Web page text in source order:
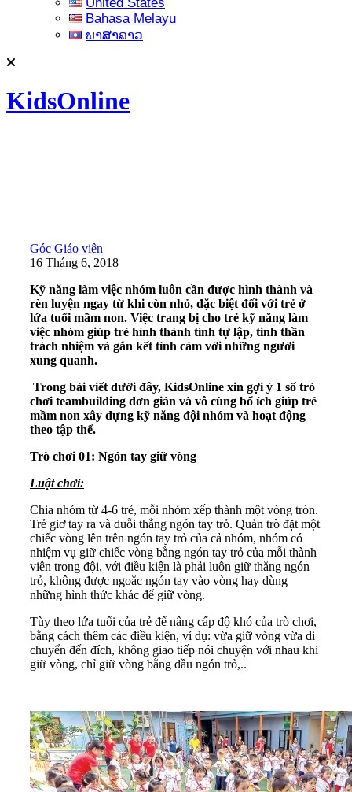
Bahasa Melayu
ພາສາລາວ
KidsOnline
Góc Giáo viên
16 Tháng 6, 2018
Kỹ năng làm việc nhóm luôn cần được hình thành và
rèn luyện ngay từ khi còn nhỏ, đặc biệt đối với trẻ ở
lứa tuổi mầm non. Việc trang bị cho trẻ kỹ năng làm
việc nhóm giúp trẻ hình thành tính tự lập, tinh thần
trách nhiệm và gắn kết tình cảm với những người
xung quanh.
Trong bài viết dưới đây, KidsOnline xin gợi ý 1 số trò
chơi teambuilding đơn giản và vô cùng bổ ích giúp trẻ
mầm non xây dựng kỹ năng đội nhóm và hoạt động
theo tập thể.
Trò chơi 01: Ngón tay giữ vòng
Luật chơi:
Chia nhóm từ 4-6 trẻ, mỗi nhóm xếp thành một vòng tròn.
Trẻ giơ tay ra và duỗi thẳng ngón tay trỏ. Quản trò đặt một
chiếc vòng lên trên ngón tay trỏ của cả nhóm, nhóm có
nhiệm vụ giữ chiếc vòng bằng ngón tay trỏ của mỗi thành
viên trong đội, với điều kiện là phải luôn giữ thẳng ngón
trỏ, không được ngoắc ngón tay vào vòng hay dùng
những hình thức khác để giữ vòng.
Tùy theo lứa tuổi của trẻ để nâng cấp độ khó của trò chơi,
bằng cách thêm các điều kiện, ví dụ: vừa giữ vòng vừa di
chuyển đến đích, không giao tiếp nói chuyện với nhau khi
giữ vòng, chỉ giữ vòng bằng đầu ngón trỏ,..